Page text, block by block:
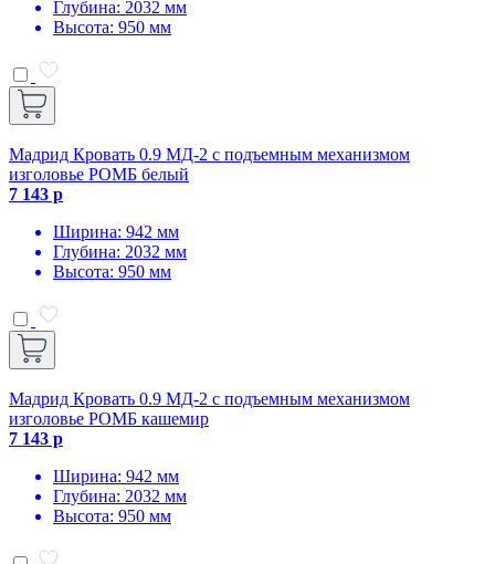
Глубина: 2032 мм
Высота: 950 мм
Мадрид Кровать 0.9 МД-2 с подъемным механизмом
изголовье РОМБ белый
7 143 р
Ширина: 942 мм
Глубина: 2032 мм
Высота: 950 мм
Мадрид Кровать 0.9 МД-2 с подъемным механизмом
изголовье РОМБ кашемир
7 143 р
Ширина: 942 мм
Глубина: 2032 мм
Высота: 950 мм